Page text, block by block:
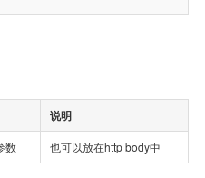
说明
数 也可以放在http body中